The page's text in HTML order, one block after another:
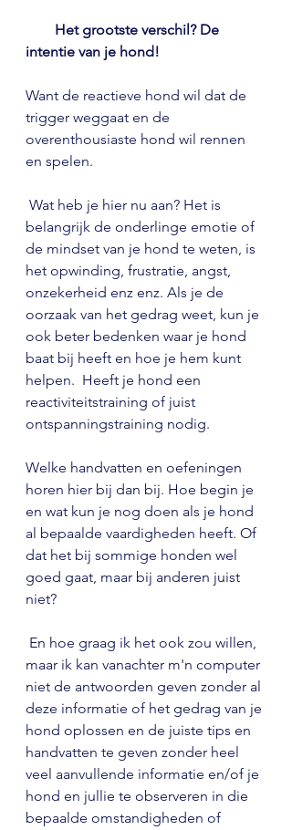
Het grootste verschil? De
intentie van je hond!
Want de reactieve hond wil dat de
trigger weggaat en de
overenthousiaste hond wil rennen
en spelen.
belangrijk de onderlinge emotie of
de mindset van je hond te weten, is
het opwinding, frustratie, angst,
onzekerheid enz enz. Als je de
oorzaak van het gedrag weet, kun je
ook beter bedenken waar je hond
baat bij heeft en hoe je hem kunt
helpen.  Heeft je hond een
reactiviteitstraining of juist
ontspanningstraining nodig.
Welke handvatten en oefeningen
horen hier bij dan bij. Hoe begin je
en wat kun je nog doen als je hond
al bepaalde vaardigheden heeft. Of
dat het bij sommige honden wel
goed gaat, maar bij anderen juist
niet?
maar ik kan vanachter m'n computer
niet de antwoorden geven zonder al
deze informatie of het gedrag van je
hond oplossen en de juiste tips en
handvatten te geven zonder heel
veel aanvullende informatie en/of je
hond en jullie te observeren in die
bepaalde omstandigheden of